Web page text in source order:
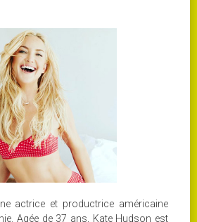
actrice et productrice américaine
Agée de 37 ans, Kate Hudson est